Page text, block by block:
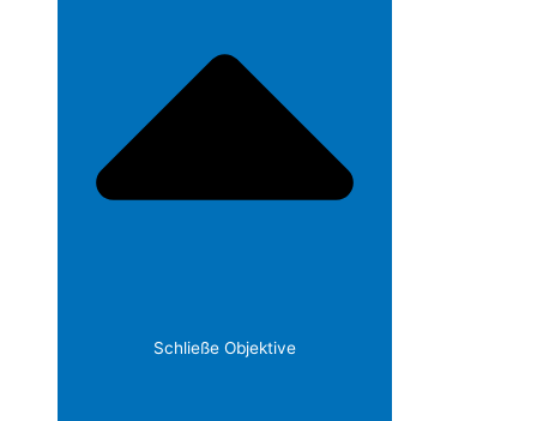
Schließe Objektive